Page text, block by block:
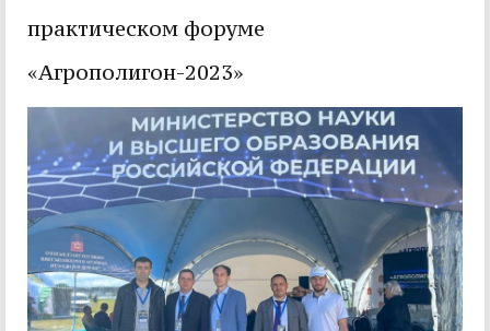
практическом форуме
«Агрополигон-2023»